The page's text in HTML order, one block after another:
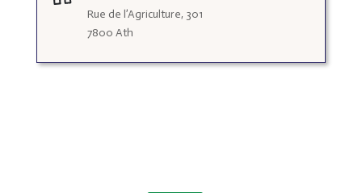
Rue de l’Agriculture, 301
7800 Ath